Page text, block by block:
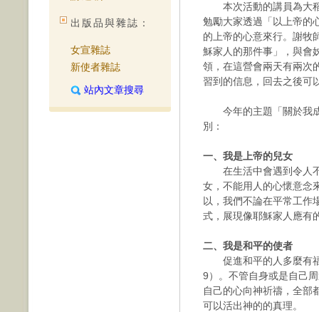
出版品與雜誌：
女宣雜誌
新使者雜誌
站內文章搜尋
本次活動的講員為大稻
勉勵大家透過「以上帝的
的上帝的心意來行。謝牧
穌家人的那件事」，與會
領，在這營會兩天有兩次
習到的信息，回去之後可
今年的主題「關於我成
別：
一、我是上帝的兒女
在生活中會遇到令人不
女，不能用人的心懷意念
以，我們不論在平常工作
式，展現像耶穌家人應有
二、我是和平的使者
促進和平的人多麼有福
9）。不管自身或是自己
自己的心向神祈禱，全部
可以活出神的的真理。